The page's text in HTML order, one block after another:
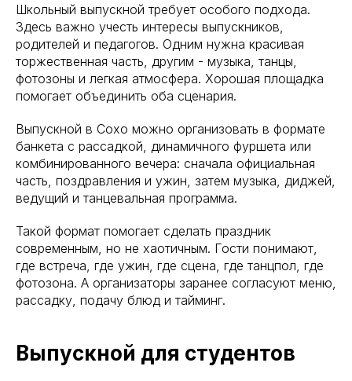
Школьный выпускной требует особого подхода.
Здесь важно учесть интересы выпускников,
родителей и педагогов. Одним нужна красивая
торжественная часть, другим - музыка, танцы,
фотозоны и легкая атмосфера. Хорошая площадка
помогает объединить оба сценария.
Выпускной в Сохо можно организовать в формате
банкета с рассадкой, динамичного фуршета или
комбинированного вечера: сначала официальная
часть, поздравления и ужин, затем музыка, диджей,
ведущий и танцевальная программа.
Такой формат помогает сделать праздник
современным, но не хаотичным. Гости понимают,
где встреча, где ужин, где сцена, где танцпол, где
фотозона. А организаторы заранее согласуют меню,
рассадку, подачу блюд и тайминг.
Выпускной для студентов